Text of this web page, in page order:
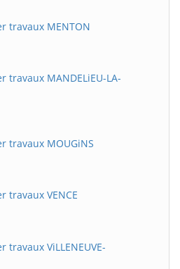
travaux MENTON
travaux MANDELiEU-LA-
travaux MOUGiNS
travaux VENCE
travaux ViLLENEUVE-